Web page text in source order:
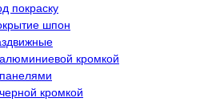
покраску
шпон
кромкой
кромкой